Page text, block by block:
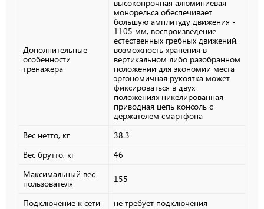
Дополнительные
особенности
тренажера
высокопрочная алюминиевая
монорельса обеспечивает
большую амплитуду движения -
1105 мм, воспроизведение
естественных гребных движений,
возможность хранения в
вертикальном либо разобранном
положении для экономии места
эргономичная рукоятка может
фиксироваться в двух
положениях никелированная
приводная цепь консоль с
держателем смартфона
Вес нетто, кг
38.3
Вес брутто, кг
46
Максимальный вес
пользователя
155
Подключение к сети не требует подключения